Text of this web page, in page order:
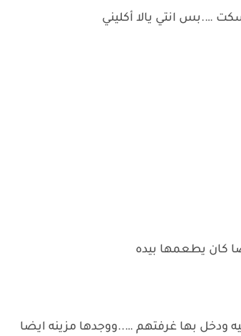
انتي يالا أكليني
كان يطعمها بيده
ودخل بها غرفتهم …..ووجدها مزينه ايضا